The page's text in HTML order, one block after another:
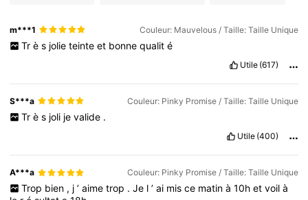
m***1 Couleur: Mauvelous / Taille: Taille Unique
Tr è s jolie teinte et bonne qualit é
Utile (617)
S***a Couleur: Pinky Promise / Taille: Taille Unique
Tr è s joli je valide .
Utile (400)
A***a Couleur: Pinky Promise / Taille: Taille Unique
Trop bien , j ’ aime trop . Je l ’ ai mis ce matin à 10h et voil à